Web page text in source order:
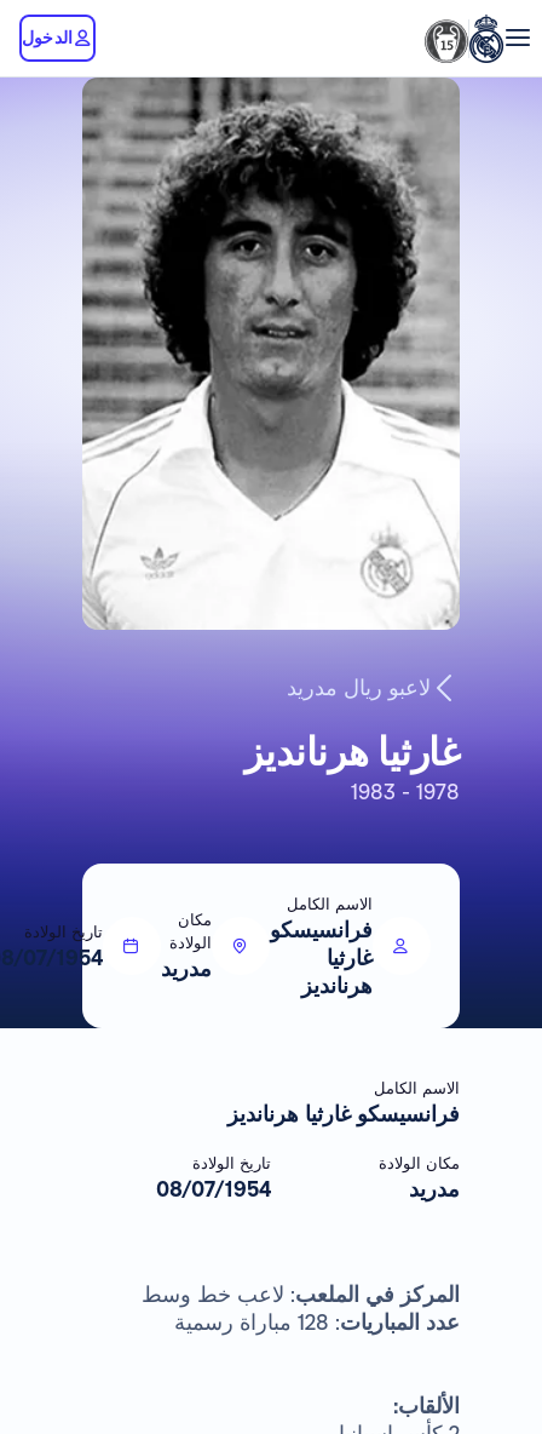
الدخول
لاعبو ريال مدريد
غارثيا هرنانديز
1978 - 1983
الاسم الكامل
فرانسيسكو
غارثيا
هرنانديز
مكان
الولادة
مدريد
تاريخ الولادة
08/07/1954
الاسم الكامل
فرانسيسكو غارثيا هرنانديز
مكان الولادة
مدريد
تاريخ الولادة
08/07/1954
المركز في الملعب: لاعب خط وسط
عدد المباريات: 128 مباراة رسمية
الألقاب: